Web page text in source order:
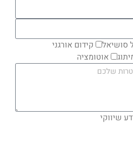
קידום אורגני
אוטומציה